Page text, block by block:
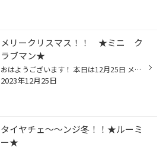
メリークリスマス！！ ★ミニ ク
ラブマン★
おはようございます！ 本日は12月25日 メリークリスマス！！ みんな～～ サンタクロースからプレゼントは届きましたか！？ 私 「かっこええ車が欲しいと」サンタさんにお願いしたのですが・・・・ 朝 カーポートにあると信じて、朝起きました・・・・ 無いです・・・・ そりゃそうです、子供たちだ...
2023年12月25日
タイヤチェ～～ンジ冬！！★ルーミ
ー★